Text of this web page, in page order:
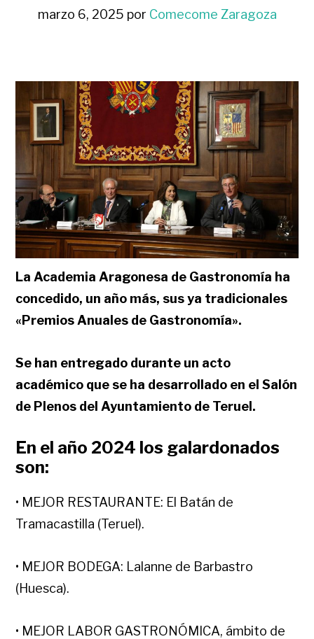
marzo 6, 2025 por Comecome Zaragoza
La Academia Aragonesa de Gastronomía ha
concedido, un año más, sus ya tradicionales
«Premios Anuales de Gastronomía».
Se han entregado durante un acto
académico que se ha desarrollado en el Salón
de Plenos del Ayuntamiento de Teruel.
En el año 2024 los galardonados
son:
• MEJOR RESTAURANTE: El Batán de
Tramacastilla (Teruel).
• MEJOR BODEGA: Lalanne de Barbastro
(Huesca).
• MEJOR LABOR GASTRONÓMICA, ámbito de